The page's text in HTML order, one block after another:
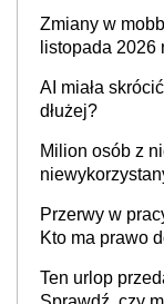
Zmiany w
listopada 2026
AI miała
dłużej?
Milion osób z
refundacji, ale
świadomości
Przerwy w
Kto ma prawo
Ten urlop